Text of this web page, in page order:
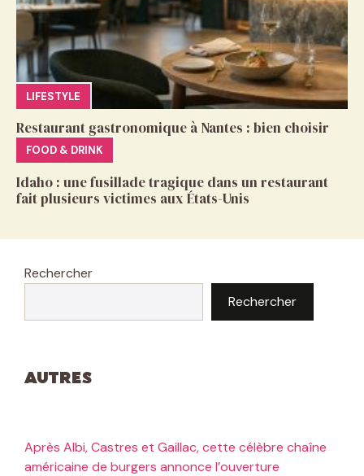
LIFESTYLE
Restaurant gastronomique à Nantes : bien choisir
FOOD & DRINK
Idaho : une fusillade tragique dans un restaurant
fait plusieurs victimes aux États-Unis
Rechercher
Rechercher
Autres
Après Albi, Castres et Gaillac, cette célèbre chaîne
américaine de burgers annonce l’ouverture